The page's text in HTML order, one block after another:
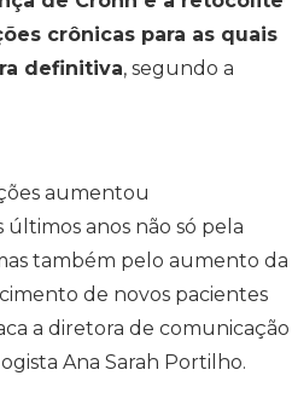
crônicas para as quais
definitiva, segundo a
aumentou
anos não só pela
também pelo aumento da
de novos pacientes
a diretora de comunicação
Ana Sarah Portilho.